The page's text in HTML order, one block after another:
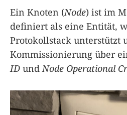
Ein Knoten (Node) ist im
definiert als eine Entität,
Protokollstack unterstützt
Kommissionierung über
ID undNode Operational